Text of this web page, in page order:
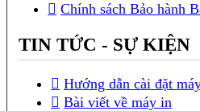
Chính sách Bảo hành
TIN TỨC - SỰ KIỆN
Hướng dẫn cài đặt
Bài viết về máy in